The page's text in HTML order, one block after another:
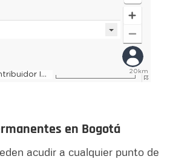
en Bogotá
acudir a cualquier punto de